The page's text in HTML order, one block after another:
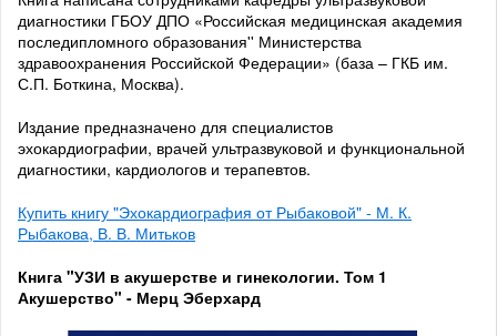
диагностики ГБОУ ДПО «Российская медицинская академия
последипломного образования'' Министерства
здравоохранения Российской Федерации» (база – ГКБ им.
С.П. Боткина, Москва).
Издание предназначено для специалистов
эхокардиографии, врачей ультразвуковой и функциональной
диагностики, кардиологов и терапевтов.
Купить книгу "Эхокардиография от Рыбаковой" - М. К.
Рыбакова, В. В. Митьков
Книга "УЗИ в акушерстве и гинекологии. Том 1
Акушерство" - Мерц Эберхард